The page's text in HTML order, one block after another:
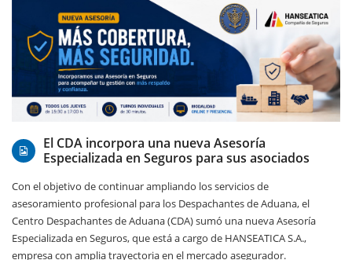
06/08/2026
El CDA incorpora una nueva Asesoría
Especializada en Seguros para sus asociados
Con el objetivo de continuar ampliando los servicios de
asesoramiento profesional para los Despachantes de Aduana, el
Centro Despachantes de Aduana (CDA) sumó una nueva Asesoría
Especializada en Seguros, que está a cargo de HANSEATICA S.A.,
empresa con amplia trayectoria en el mercado asegurador.